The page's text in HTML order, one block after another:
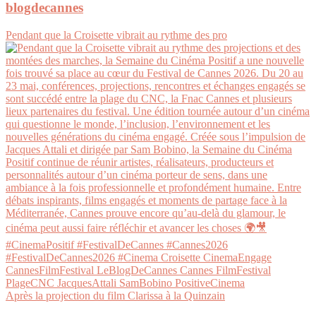
blogdecannes
Pendant que la Croisette vibrait au rythme des pro
Après la projection du film Clarissa à la Quinzain